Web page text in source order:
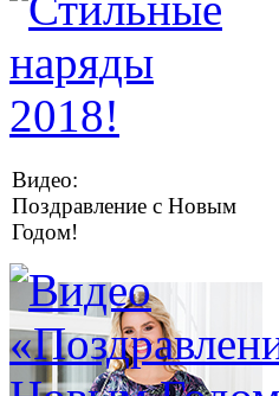
Видео:
Поздравление с Новым
Годом!